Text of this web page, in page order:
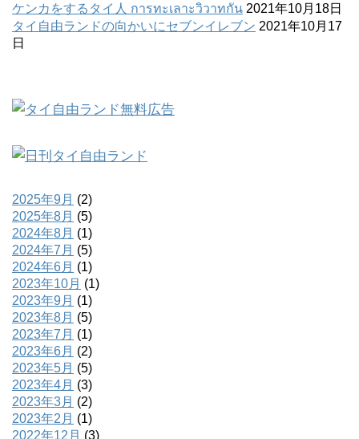
ケンカをするタイ人 การทะเลาะวิวาทกัน 2021年10月18日
タイ自由ランドの向かいにセブンイレブン 2021年10月17
日
2025年9月 (2)
2025年8月 (5)
2024年8月 (1)
2024年7月 (5)
2024年6月 (1)
2023年10月 (1)
2023年9月 (1)
2023年8月 (5)
2023年7月 (1)
2023年6月 (2)
2023年5月 (5)
2023年4月 (3)
2023年3月 (2)
2023年2月 (1)
2022年12月 (3)